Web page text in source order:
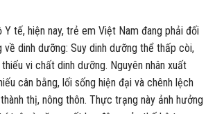
Y tế, hiện nay, trẻ em Việt Nam đang phải đối
về dinh dưỡng: Suy dinh dưỡng thể thấp còi,
vi chất dinh dưỡng. Nguyên nhân xuất
cân bằng, lối sống hiện đại và chênh lệch
thị, nông thôn. Thực trạng này ảnh hưởng